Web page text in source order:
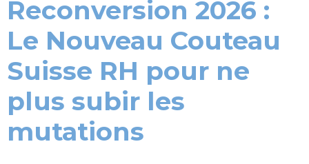
Reconversion 2026 :
Le Nouveau Couteau
Suisse RH pour ne
plus subir les
mutations